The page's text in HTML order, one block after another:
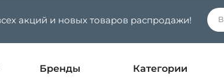
акций и новых товаров распродажи!
Бренды Категории